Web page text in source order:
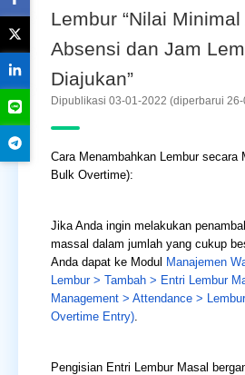
Lembur “Nilai
Absensi dan Jam
Diajukan”
Dipublikasi 03-01-2022 (diperbarui
Cara Menambahkan Lembur secara
Bulk Overtime):
Jika Anda ingin melakukan
massal dalam jumlah yang cukup
Anda dapat ke Modul Manajemen
Lembur > Tambah > Entri Lembur
Management > Attendance >
Overtime Entry).
Pengisian Entri Lembur Masal